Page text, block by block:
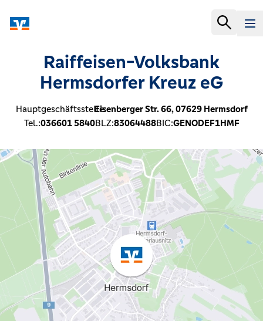
Raiffeisen-Volksbank
Hermsdorfer Kreuz eG
Hauptgeschäftsstelle:Eisenberger Str. 66,07629 Hermsdorf
Tel.:036601 5840BLZ:83064488BIC:GENODEF1HMF